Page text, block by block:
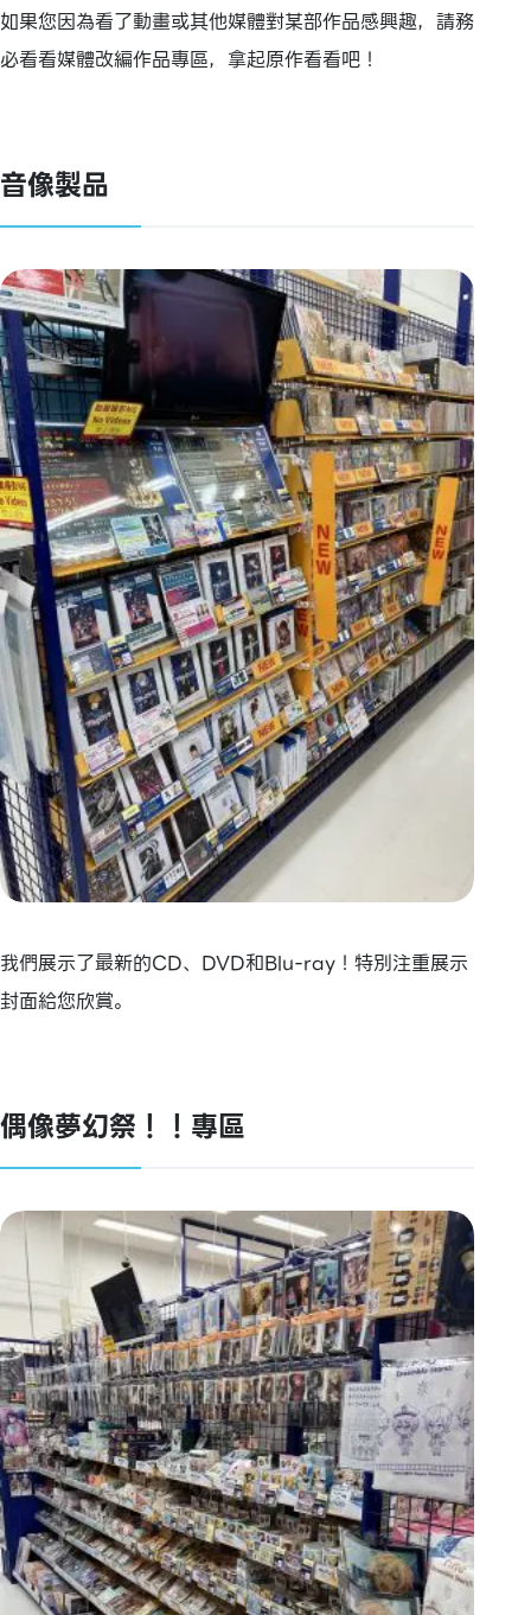
如果您因為看了動畫或其他媒體對某部作品感興趣，請務
必看看媒體改編作品專區，拿起原作看看吧！
音像製品
我們展示了最新的CD、DVD和Blu-ray！特別注重展示
封面給您欣賞。
偶像夢幻祭！！專區